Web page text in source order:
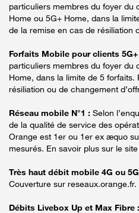
particuliers membres du foyer du
Home ou 5G+ Home, dans la
de la remise en cas de résiliation
Forfaits Mobile pour clients
particuliers membres du foyer du
Home, dans la limite de 5
résiliation ou de changement
Réseau mobile N°1 : Selon
de la qualité de service des
Orange est 1er ou 1er ex æquo
mesurés. En savoir plus sur le site
Très haut débit mobile 4G ou
Couverture sur reseaux.orange.fr.
Débits Livebox Up et Max Fibre :